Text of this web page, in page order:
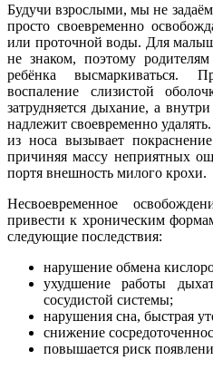
Будучи взрослыми, мы не
просто своевременно
или проточной воды. Для
не знаком, поэтому
ребёнка высмаркиваться.
воспаление слизистой
затрудняется дыхание, а
надлежит своевременно
из носа вызывает
причиняя массу неприятных
портя внешность милого крохи.
Несвоевременное
привести к хроническим
следующие последствия:
нарушение обмена
ухудшение работы
сосудистой системы;
нарушения сна, быстрая
снижение
повышается риск